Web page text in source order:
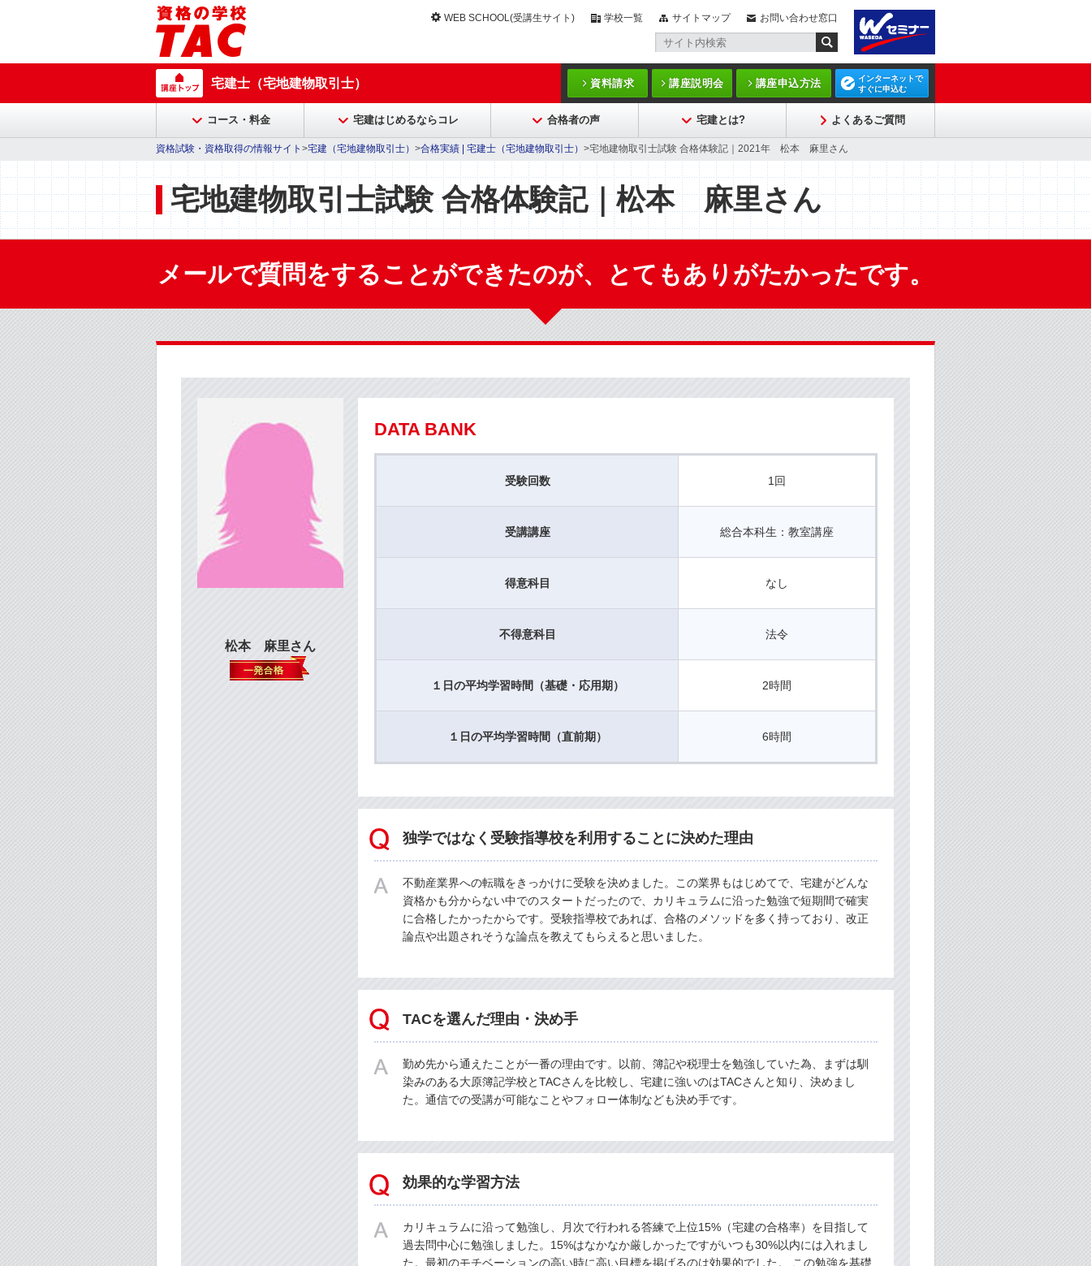
WEB SCHOOL(受講生サイト) 学校一覧 サイトマップ お問い合わせ窓口
宅建士（宅地建物取引士） 資料請求 講座説明会 講座申込方法
インターネットで
すぐに申込む
コース・料金 宅建はじめるならコレ 合格者の声 宅建とは? よくあるご質問
資格試験・資格取得の情報サイト >宅建（宅地建物取引士） >合格実績 | 宅建士（宅地建物取引士） >宅地建物取引士試験 合格体験記｜2021年 松本 麻里さん
宅地建物取引士試験 合格体験記｜松本 麻里さん
メールで質問をすることができたのが、とてもありがたかったです。
松本 麻里さん
DATA BANK
受験回数 1回
受講講座 総合本科生：教室講座
得意科目 なし
不得意科目 法令
１日の平均学習時間（基礎・応用期） 2時間
１日の平均学習時間（直前期） 6時間
独学ではなく受験指導校を利用することに決めた理由
不動産業界への転職をきっかけに受験を決めました。この業界もはじめてで、宅建がどんな
資格かも分からない中でのスタートだったので、カリキュラムに沿った勉強で短期間で確実
に合格したかったからです。受験指導校であれば、合格のメソッドを多く持っており、改正
論点や出題されそうな論点を教えてもらえると思いました。
TACを選んだ理由・決め手
勤め先から通えたことが一番の理由です。以前、簿記や税理士を勉強していた為、まずは馴
染みのある大原簿記学校とTACさんを比較し、宅建に強いのはTACさんと知り、決めまし
た。通信での受講が可能なことやフォロー体制なども決め手です。
効果的な学習方法
カリキュラムに沿って勉強し、月次で行われる答練で上位15%（宅建の合格率）を目指して
過去問中心に勉強しました。15%はなかなか厳しかったですがいつも30%以内には入れまし
た。最初のモチベーションの高い時に高い目標を掲げるのは効果的でした。 この勉強を基礎